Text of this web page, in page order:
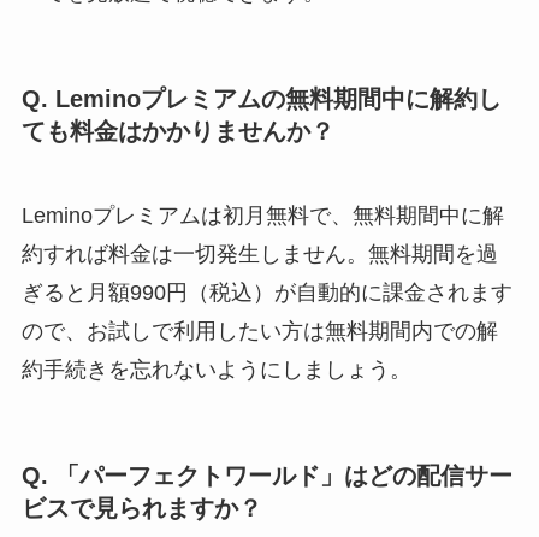
Q. Leminoプレミアムの無料期間中に解約し
ても料金はかかりませんか？
Leminoプレミアムは初月無料で、無料期間中に解
約すれば料金は一切発生しません。無料期間を過
ぎると月額990円（税込）が自動的に課金されます
ので、お試しで利用したい方は無料期間内での解
約手続きを忘れないようにしましょう。
Q. 「パーフェクトワールド」はどの配信サー
ビスで見られますか？